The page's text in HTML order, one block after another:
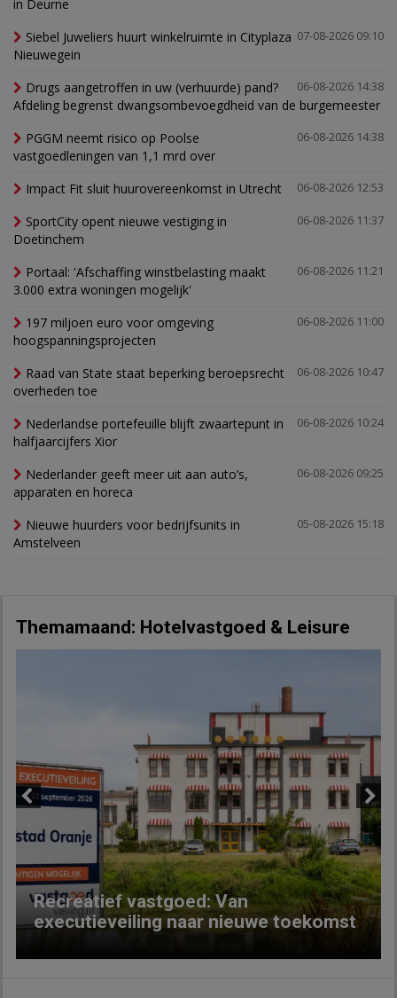
in Deurne
07-08-2026 09:10
Siebel Juweliers huurt winkelruimte in Cityplaza
Nieuwegein
06-08-2026 14:38
Drugs aangetroffen in uw (verhuurde) pand?
Afdeling begrenst dwangsombevoegdheid van de burgemeester
06-08-2026 14:38
PGGM neemt risico op Poolse
vastgoedleningen van 1,1 mrd over
06-08-2026 12:53
Impact Fit sluit huurovereenkomst in Utrecht
06-08-2026 11:37
SportCity opent nieuwe vestiging in
Doetinchem
06-08-2026 11:21
Portaal: 'Afschaffing winstbelasting maakt
3.000 extra woningen mogelijk'
06-08-2026 11:00
197 miljoen euro voor omgeving
hoogspanningsprojecten
06-08-2026 10:47
Raad van State staat beperking beroepsrecht
overheden toe
06-08-2026 10:24
Nederlandse portefeuille blijft zwaartepunt in
halfjaarcijfers Xior
06-08-2026 09:25
Nederlander geeft meer uit aan auto’s,
apparaten en horeca
05-08-2026 15:18
Nieuwe huurders voor bedrijfsunits in
Amstelveen
Themamaand: Hotelvastgoed & Leisure
Recreatief vastgoed: Van
executieveiling naar nieuwe toekomst
Next